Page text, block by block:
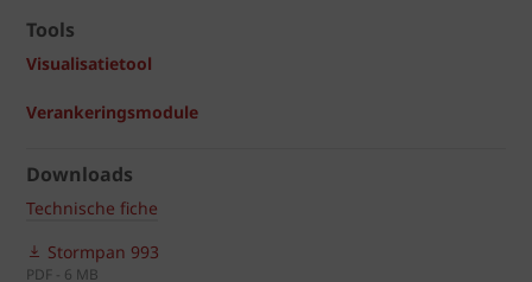
Tools
Visualisatietool
Verankeringsmodule
Downloads
Technische fiche
Stormpan 993
PDF - 6 MB